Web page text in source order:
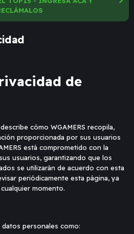
de
cómo WGAMERS recopila,
proporcionada por sus usuarios
está comprometido con la
usuarios, garantizando que los
se utilizarán de acuerdo con esta
periódicamente esta página, ya
momento.
datos personales como: